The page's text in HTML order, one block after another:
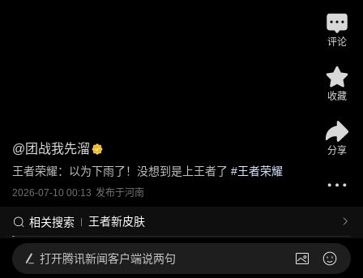
@ 团战我先溜
王者荣耀：以为下雨了！没想到是上王者了 #王者荣耀
2026-07-10 00:13 发布于河南
相关搜索 王者新皮肤
评论
收藏
分享
打开腾讯新闻客户端说两句